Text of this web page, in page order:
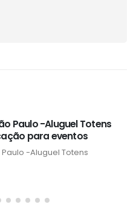
Paulo -Aluguel Totens
para eventos
-Aluguel Totens